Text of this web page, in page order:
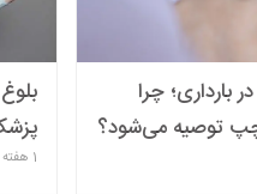
بارداری؛ چرا
توصیه می‌شود؟
1 هفته پیش